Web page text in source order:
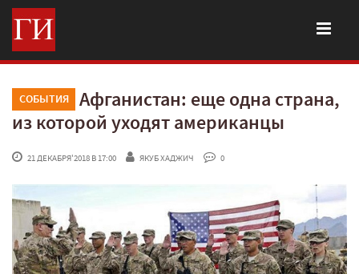
СОБЫТИЯ
Афганистан: еще одна страна,
из которой уходят американцы
21 ДЕКАБРЯ'2018 В 17:00 ЯКУБ ХАДЖИЧ 0